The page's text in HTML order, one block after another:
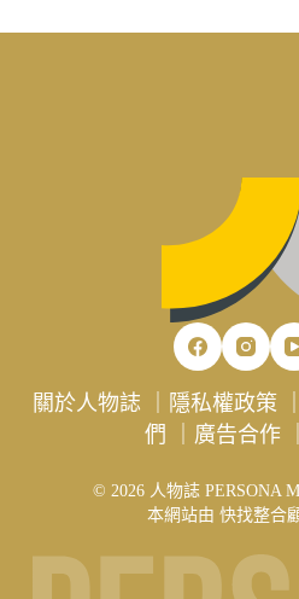
關於人物誌 隱私權政策
們
廣告合作｜
© 2026 人物誌 PERSONA
本網站由 快找整合